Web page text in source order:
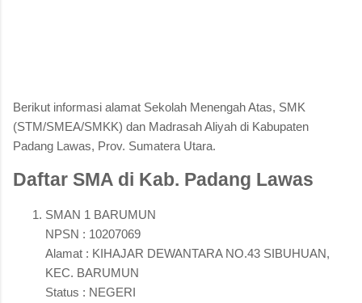
Berikut informasi alamat Sekolah Menengah Atas, SMK
(STM/SMEA/SMKK) dan Madrasah Aliyah di Kabupaten
Padang Lawas, Prov. Sumatera Utara.
Daftar SMA di Kab. Padang Lawas
SMAN 1 BARUMUN
NPSN : 10207069
Alamat : KIHAJAR DEWANTARA NO.43 SIBUHUAN,
KEC. BARUMUN
Status : NEGERI